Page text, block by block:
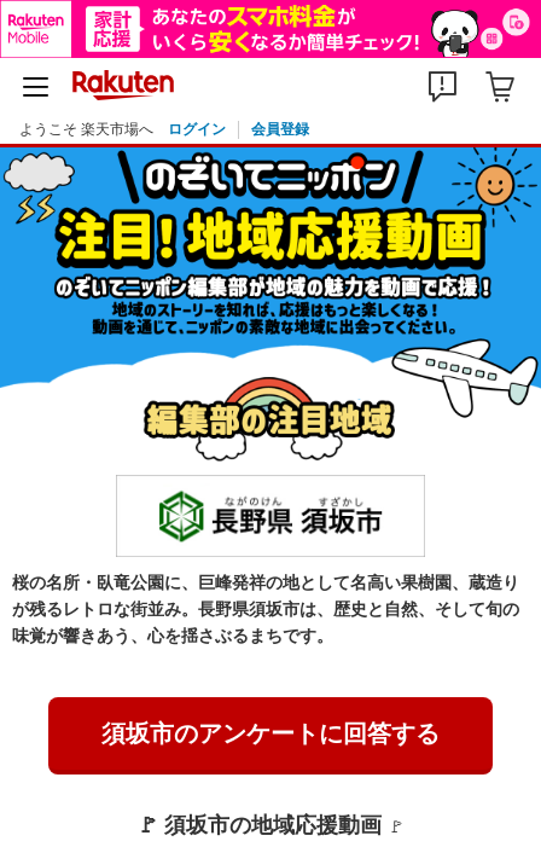
ようこそ 楽天市場へ ログイン 会員登録
桜の名所・臥竜公園に、巨峰発祥の地として名高い果樹園、蔵造り
が残るレトロな街並み。長野県須坂市は、歴史と自然、そして旬の
味覚が響きあう、心を揺さぶるまちです。
須坂市のアンケートに回答する
🚩 須坂市の地域応援動画 🚩